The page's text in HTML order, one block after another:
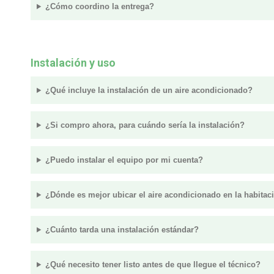
¿Cómo coordino la entrega?
Instalación y uso
¿Qué incluye la instalación de un aire acondicionado?
¿Si compro ahora, para cuándo sería la instalación?
¿Puedo instalar el equipo por mi cuenta?
¿Dónde es mejor ubicar el aire acondicionado en la
¿Cuánto tarda una instalación estándar?
¿Qué necesito tener listo antes de que llegue el técnico?